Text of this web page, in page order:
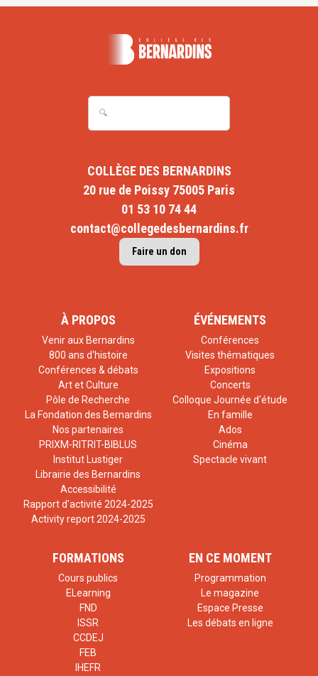
COLLÈGE DES BERNARDINS
20 rue de Poissy 75005 Paris
01 53 10 74 44
contact@collegedesbernardins.fr
Faire un don
À PROPOS
Venir aux Bernardins
800 ans d'histoire
Conférences & débats
Art et Culture
Pôle de Recherche
La Fondation des Bernardins
Nos partenaires
PRIXM-RITRIT-BIBLUS
Institut Lustiger
Librairie des Bernardins
Accessibilité
Rapport d'activité 2024-2025
Activity report 2024-2025
ÉVÉNEMENTS
Conférences
Visites thématiques
Expositions
Concerts
Colloque Journée d'étude
En famille
Ados
Cinéma
Spectacle vivant
FORMATIONS
Cours publics
ELearning
FND
ISSR
CCDEJ
FEB
IHEFR
EN CE MOMENT
Programmation
Le magazine
Espace Presse
Les débats en ligne